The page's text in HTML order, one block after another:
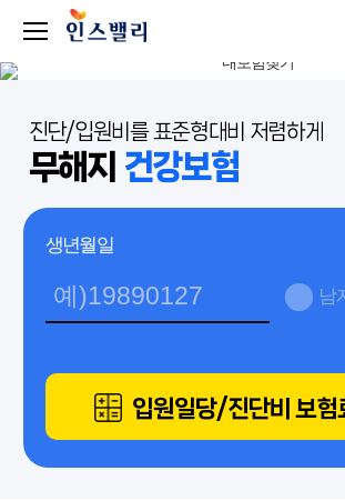
진단/입원비를 표준형대비 저렴하게
무해지 건강보험
생년월일
남
입원일당/진단비 보험